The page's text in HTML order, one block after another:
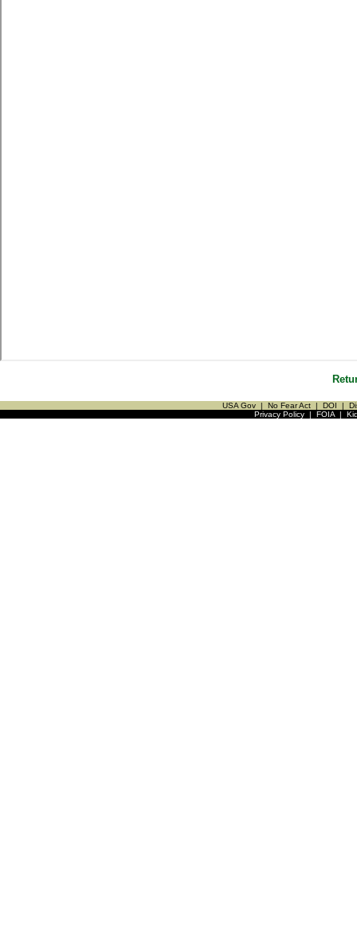
USA Gov | No Fear Act | DOI |
Privacy Policy| FOIA|